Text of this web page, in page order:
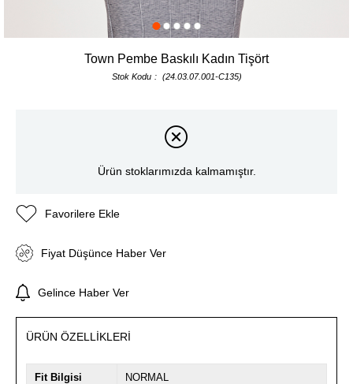
Town Pembe Baskılı Kadın Tişört
Stok Kodu (24.03.07.001-C135)
Ürün stoklarımızda kalmamıştır.
Favorilere Ekle
Fiyat Düşünce Haber Ver
Gelince Haber Ver
ÜRÜN ÖZELLIKLERI
Fit Bilgisi NORMAL